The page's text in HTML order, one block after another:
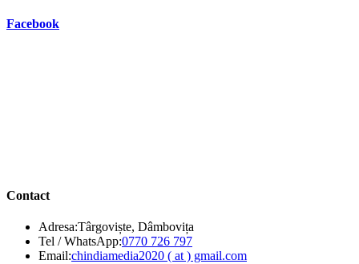
Facebook
Contact
Adresa:Târgoviște, Dâmbovița
Tel / WhatsApp:0770 726 797Opens
in
Email:chindiamedia2020 ( at ) gmail.comOpens